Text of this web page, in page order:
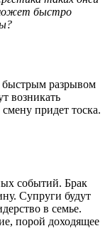
быстро
быстрым разрывом
возникать
придет тоска.
событий. Брак
Супруги будут
в семье.
порой доходящее